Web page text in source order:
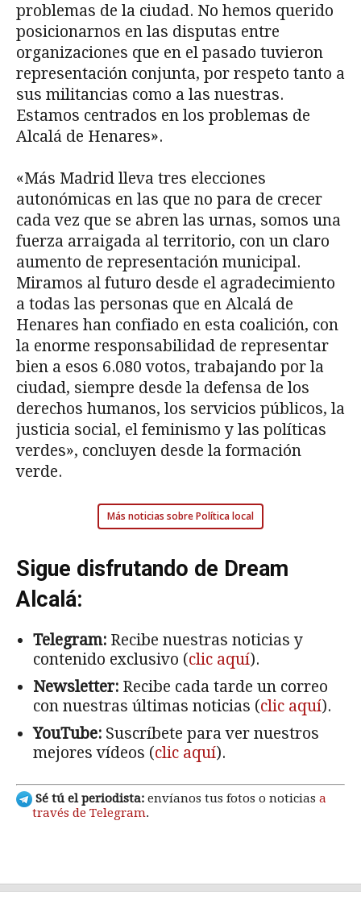
problemas de la ciudad. No hemos querido
posicionarnos en las disputas entre
organizaciones que en el pasado tuvieron
representación conjunta, por respeto tanto a
sus militancias como a las nuestras.
Estamos centrados en los problemas de
Alcalá de Henares».
«Más Madrid lleva tres elecciones
autonómicas en las que no para de crecer
cada vez que se abren las urnas, somos una
fuerza arraigada al territorio, con un claro
aumento de representación municipal.
Miramos al futuro desde el agradecimiento
a todas las personas que en Alcalá de
Henares han confiado en esta coalición, con
la enorme responsabilidad de representar
bien a esos 6.080 votos, trabajando por la
ciudad, siempre desde la defensa de los
derechos humanos, los servicios públicos, la
justicia social, el feminismo y las políticas
verdes», concluyen desde la formación
verde.
Más noticias sobre Política local
Sigue disfrutando de Dream
Alcalá:
Telegram: Recibe nuestras noticias y
contenido exclusivo (clic aquí).
Newsletter: Recibe cada tarde un correo
con nuestras últimas noticias (clic aquí).
YouTube: Suscríbete para ver nuestros
mejores vídeos (clic aquí).
Sé tú el periodista: envíanos tus fotos o noticias a
través de Telegram.